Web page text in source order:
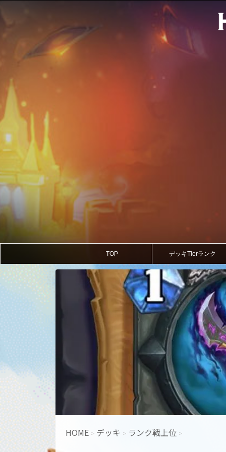
TOP デッキTierランク
HOME > デッキ > ランク戦上位 >